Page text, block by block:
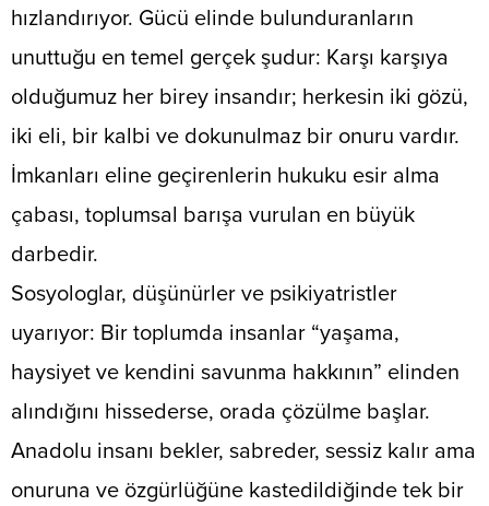
hızlandırıyor. Gücü elinde bulunduranların
unuttuğu en temel gerçek şudur: Karşı karşıya
olduğumuz her birey insandır; herkesin iki gözü,
iki eli, bir kalbi ve dokunulmaz bir onuru vardır.
İmkanları eline geçirenlerin hukuku esir alma
çabası, toplumsal barışa vurulan en büyük
darbedir.
​Sosyologlar, düşünürler ve psikiyatristler
uyarıyor: Bir toplumda insanlar “yaşama,
haysiyet ve kendini savunma hakkının” elinden
alındığını hissederse, orada çözülme başlar.
Anadolu insanı bekler, sabreder, sessiz kalır ama
onuruna ve özgürlüğüne kastedildiğinde tek bir